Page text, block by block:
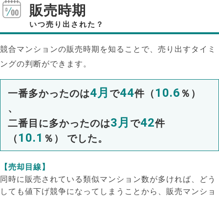
販売時期
いつ売り出された？
競合マンションの販売時期を知ることで、売り出すタイミ
ングの判断ができます。
一番多かったのは4月 で44件（ 10.6 ％）
、
二番目に多かったのは3月 で42件
（ 10.1 ％） でした。
【売却目線】
同時に販売されている類似マンション数が多ければ、どう
しても値下げ競争になってしまうことから、販売マンショ